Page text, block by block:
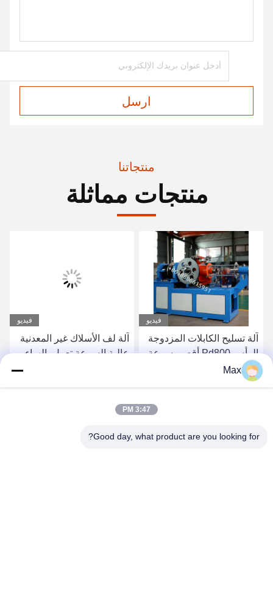
ارسل
منتجاتنا
منتجات مماثلة
فيديو
آلة تسليح الكابلات المزدوجة
الرأس Pd800 أقصى سرعة
دوران 650r / دقيقة
فيديو
آلة لف الأسلاك غير المعدنية
عالية السرعة تعمل بالهواء
Max
3:47 PM
Good day, what product are you looking for?